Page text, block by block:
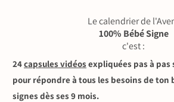
Le calendrier de
100% Bébé Signe
c'est :
24capsules vidéos expliquées pas à
pour répondre à tous les besoins de ton
signes dès ses 9 mois.